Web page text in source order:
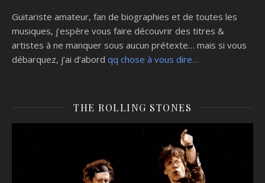
Guitariste amateur, fan de biographies et de toutes les
musiques, j’espère vous faire découvrir des titres &
artistes à ne manquer sous aucun prétexte… mais si vous
débarquez, j’ai d’abord qq chose à vous dire…
THE ROLLING STONES